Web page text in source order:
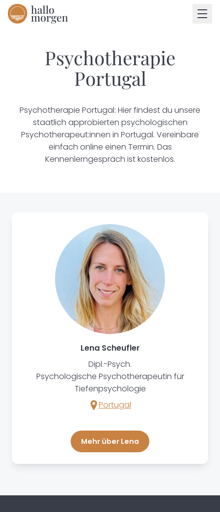
Psychotherapie
Portugal
Psychotherapie Portugal: Hier findest du unsere
staatlich approbierten psychologischen
Psychotherapeut:innen in Portugal. Vereinbare
einfach online einen Termin. Das
Kennenlerngespräch ist kostenlos.
Lena Scheufler
Dipl.-Psych.
Psychologische Psychotherapeutin für
Tiefenpsychologie
Portugal
Mehr über Lena